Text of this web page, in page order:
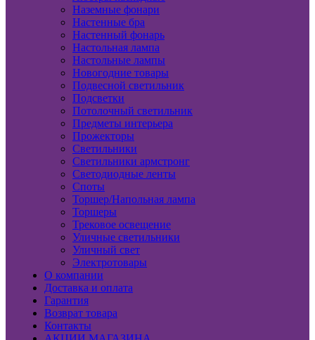
Наземные фонари
Настенные бра
Настенный фонарь
Настольная лампа
Настольные лампы
Новогодние товары
Подвесной светильник
Подсветки
Потолочный светильник
Предметы интерьера
Прожекторы
Светильники
Светильники армстронг
Светодиодные ленты
Споты
Торшер/Напольная лампа
Торшеры
Трековое освещение
Уличные светильники
Уличный свет
Электротовары
О компании
Доставка и оплата
Гарантия
Возврат товара
Контакты